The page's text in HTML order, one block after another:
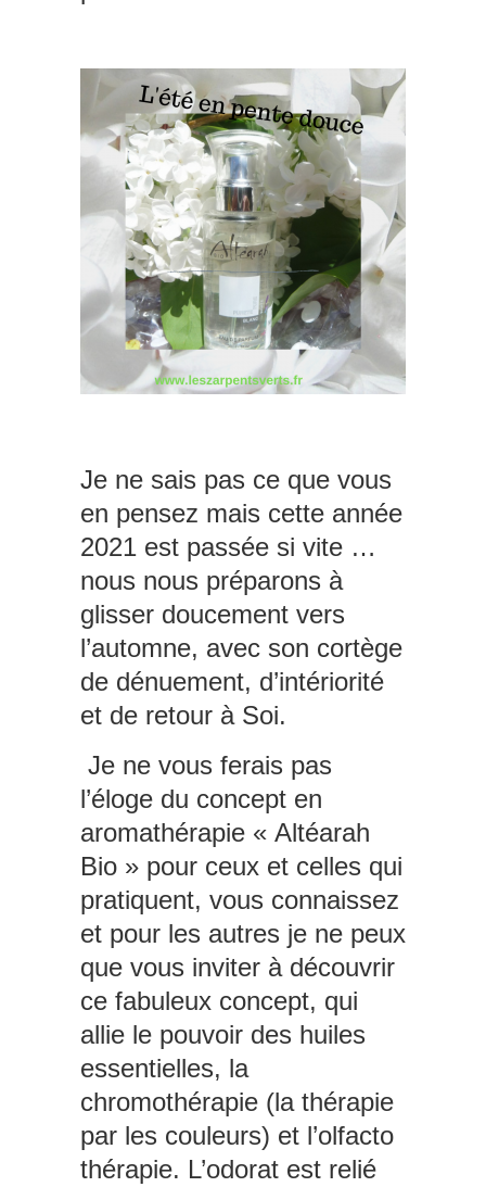
Je ne sais pas ce que vous
en pensez mais cette année
2021 est passée si vite …
nous nous préparons à
glisser doucement vers
l’automne, avec son cortège
de dénuement, d’intériorité
et de retour à Soi.
Je ne vous ferais pas
l’éloge du concept en
aromathérapie « Altéarah
Bio » pour ceux et celles qui
pratiquent, vous connaissez
et pour les autres je ne peux
que vous inviter à découvrir
ce fabuleux concept, qui
allie le pouvoir des huiles
essentielles, la
chromothérapie (la thérapie
par les couleurs) et l’olfacto
thérapie. L’odorat est relié